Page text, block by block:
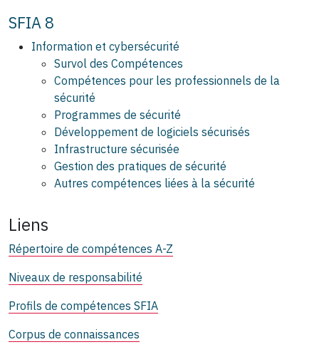
SFIA 8
Information et cybersécurité
Survol des Compétences
Compétences pour les professionnels de la
sécurité
Programmes de sécurité
Développement de logiciels sécurisés
Infrastructure sécurisée
Gestion des pratiques de sécurité
Autres compétences liées à la sécurité
Liens
Répertoire de compétences A-Z
Niveaux de responsabilité
Profils de compétences SFIA
Corpus de connaissances